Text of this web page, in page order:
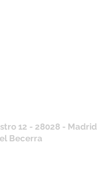
12 - 28028 - Madrid
Becerra